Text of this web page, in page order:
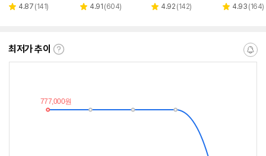
페이
별 4.87 리
(141)
페이
별 4.91 리
(604)
페이
별 4.92 리
(142)
별 4.93 리
(164)
최저가 추이
최
이
란?
알